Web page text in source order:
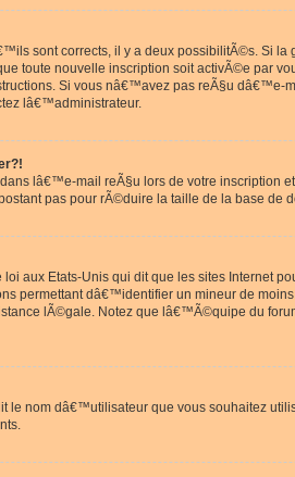
sont corrects, il y a deux possibilitÃ©s. Si
toute nouvelle inscription soit activÃ©e par
Si vous nâ€™avez pas reÃ§u
lâ€™administrateur.
lâ€™e-mail reÃ§u lors de votre
pas pour rÃ©duire la taille de la base
aux Etats-Unis qui dit que les sites Internet
permettant dâ€™identifier un mineur de
lÃ©gale. Notez que lâ€™Ã©quipe du
le nom dâ€™utilisateur que vous souhaitez